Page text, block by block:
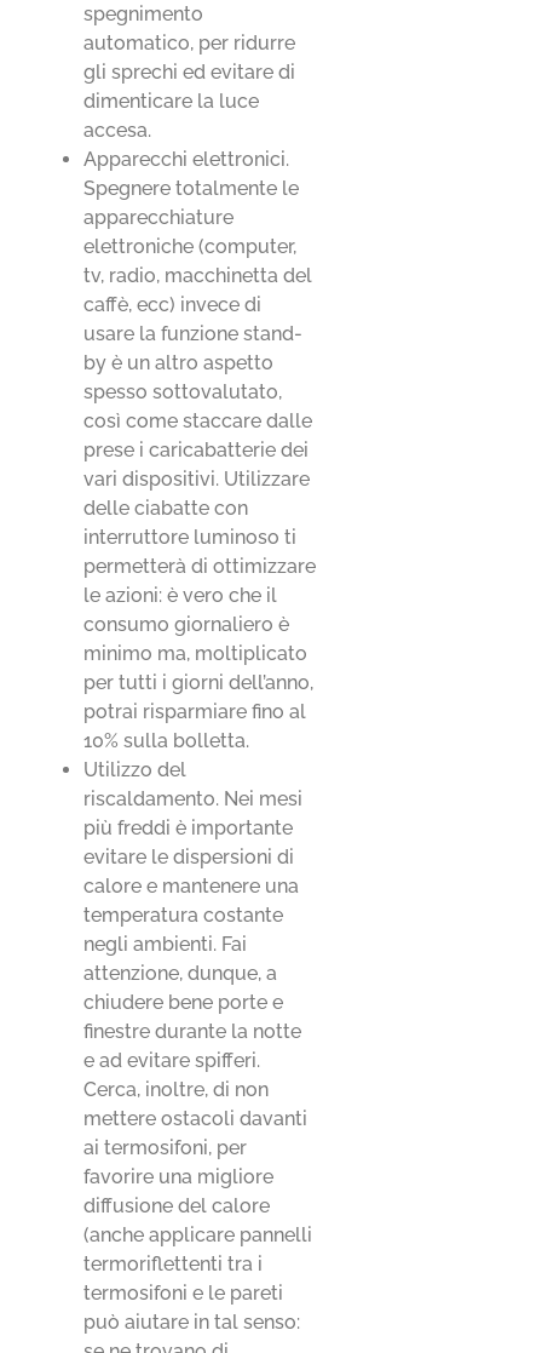
spegnimento
automatico, per ridurre
gli sprechi ed evitare di
dimenticare la luce
accesa.
Apparecchi elettronici.
Spegnere totalmente le
apparecchiature
elettroniche (computer,
tv, radio, macchinetta del
caffè, ecc) invece di
usare la funzione stand-
by è un altro aspetto
spesso sottovalutato,
così come staccare dalle
prese i caricabatterie dei
vari dispositivi. Utilizzare
delle ciabatte con
interruttore luminoso ti
permetterà di ottimizzare
le azioni: è vero che il
consumo giornaliero è
minimo ma, moltiplicato
per tutti i giorni dell’anno,
potrai risparmiare fino al
10% sulla bolletta.
Utilizzo del
riscaldamento. Nei mesi
più freddi è importante
evitare le dispersioni di
calore e mantenere una
temperatura costante
negli ambienti. Fai
attenzione, dunque, a
chiudere bene porte e
finestre durante la notte
e ad evitare spifferi.
Cerca, inoltre, di non
mettere ostacoli davanti
ai termosifoni, per
favorire una migliore
diffusione del calore
(anche applicare pannelli
termoriflettenti tra i
termosifoni e le pareti
può aiutare in tal senso: